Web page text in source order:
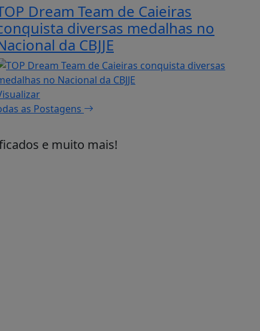
Dream Team de Caieiras
diversas medalhas no
da CBJJE
as Postagens
e muito mais!